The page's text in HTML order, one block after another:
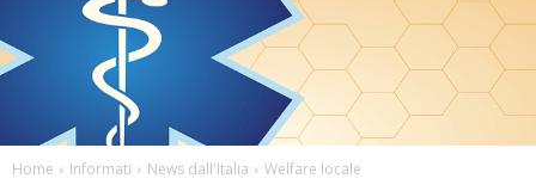
Home Informati News dall'Italia Welfare locale